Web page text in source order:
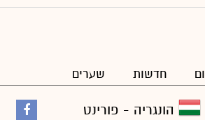
חדשות שערים
הונגריה - פורינט